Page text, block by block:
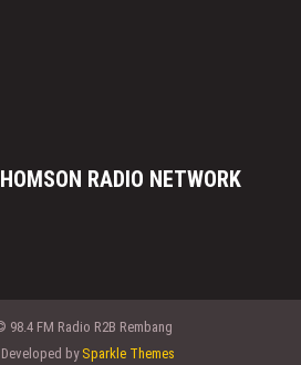
RADIO NETWORK
FM Radio R2B Rembang
by Sparkle Themes